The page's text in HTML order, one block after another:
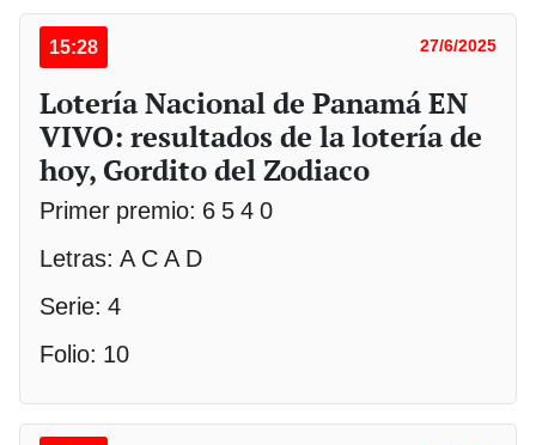
15:28 27/6/2025
Lotería Nacional de Panamá EN
VIVO: resultados de la lotería de
hoy, Gordito del Zodiaco
Primer premio: 6 5 4 0
Letras: A C A D
Serie: 4
Folio: 10